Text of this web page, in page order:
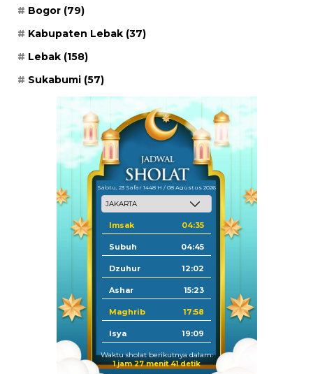
Bogor (79)
Kabupaten Lebak (37)
Lebak (158)
Sukabumi (57)
Sabtu, 23 Safar 1448 H / 08 Agustus 2026
Imsak 04:35
Subuh 04:45
Dzuhur 12:02
Ashar 15:23
Maghrib 17:58
Isya 19:09
Waktu sholat berikutnya dalam:
1 jam 27 menit 40 detik